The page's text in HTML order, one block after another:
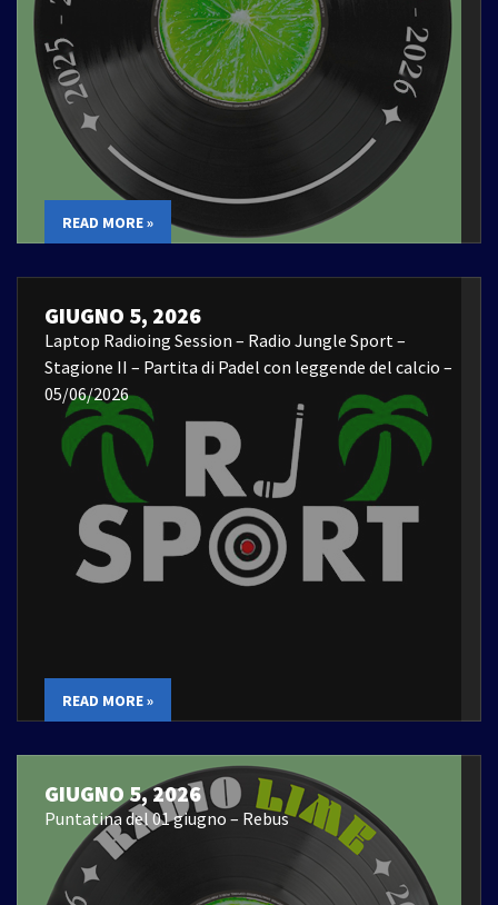
READ MORE »
GIUGNO 5, 2026
Laptop Radioing Session – Radio Jungle Sport –
Stagione II – Partita di Padel con leggende del calcio –
05/06/2026
READ MORE »
GIUGNO 5, 2026
Puntatina del 01 giugno – Rebus